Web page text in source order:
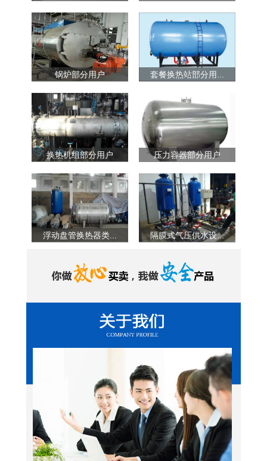
锅炉部分用户 套餐换热站部分用...
换热机组部分用户 压力容器部分用户
浮动盘管换热器类... 隔膜式气压供水设...